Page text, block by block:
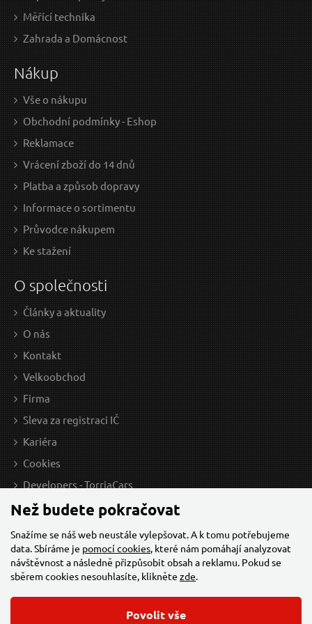
79.34 Kč bez DPH
Skladem
29 Kč / Ks
23.97 Kč bez DPH
Klíč očkoplochý se saténovým povrchem 12mm
Měřící technika
Zahrada a Domácnost
Nákup
Vše o nákupu
Obchodní podmínky - Eshop
Reklamace
Vrácení zboží do 14 dnů
Platba a způsob dopravy
Informace o sortimentu
Průvodce nákupem
Ke stažení
O společnosti
Články a aktuality
O nás
Kontakt
Velkoobchod
Firma
Sleva za registraci IČ
Kariéra
Cookies
Developers - TorriaCars
Než budete pokračovat
Snažíme se náš web neustále vylepšovat. A k tomu potřebujeme
data. Sbíráme je pomocí cookies, které nám pomáhají analyzovat
návštěvnost a následně přizpůsobit obsah a reklamu. Pokud se
sběrem cookies nesouhlasíte, klikněte zde.
Povolit vše